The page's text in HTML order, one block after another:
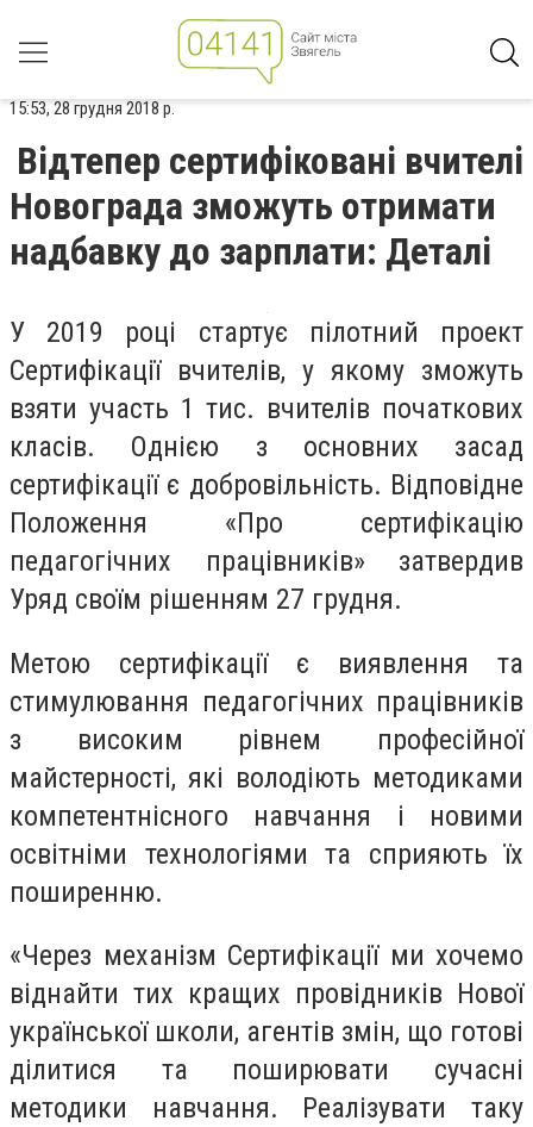
15:53, 28 грудня 2018 р.
Відтепер сертифіковані вчителі
Новограда зможуть отримати
надбавку до зарплати: Деталі
У 2019 році стартує пілотний проект
Сертифікації вчителів, у якому зможуть
взяти участь 1 тис. вчителів початкових
класів. Однією з основних засад
сертифікації є добровільність. Відповідне
Положення «Про сертифікацію
педагогічних працівників» затвердив
Уряд своїм рішенням 27 грудня.
Метою сертифікації є виявлення та
стимулювання педагогічних працівників
з високим рівнем професійної
майстерності, які володіють методиками
компетентнісного навчання і новими
освітніми технологіями та сприяють їх
поширенню.
«Через механізм Сертифікації ми хочемо
віднайти тих кращих провідників Нової
української школи, агентів змін, що готові
ділитися та поширювати сучасні
методики навчання. Реалізувати таку